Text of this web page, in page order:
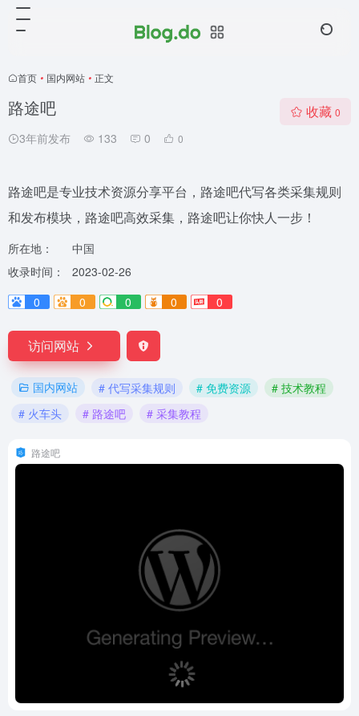
首页 • 国内网站 • 正文
路途吧
3年前发布 133 0 0
收藏 0
路途吧是专业技术资源分享平台，路途吧代写各类采集规则
和发布模块，路途吧高效采集，路途吧让你快人一步！
所在地：
中国
收录时间：
2023-02-26
0
0 0 0 0
访问网站
国内网站 # 代写采集规则 # 免费资源
# 技术教程
# 火车头
# 路途吧 # 采集教程
路途吧